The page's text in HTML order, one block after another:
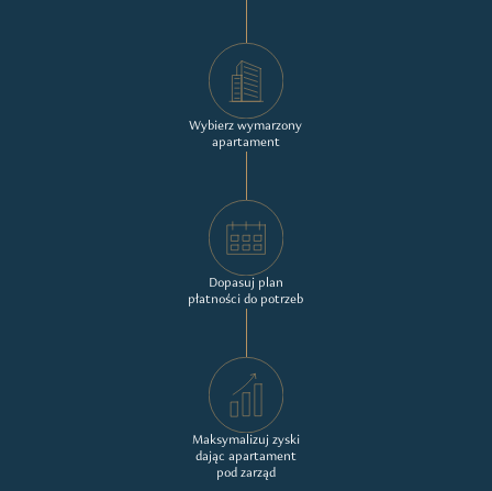
Wybierz wymarzony
apartament
Dopasuj plan
płatności do potrzeb
Maksymalizuj zyski
dając apartament
pod zarząd